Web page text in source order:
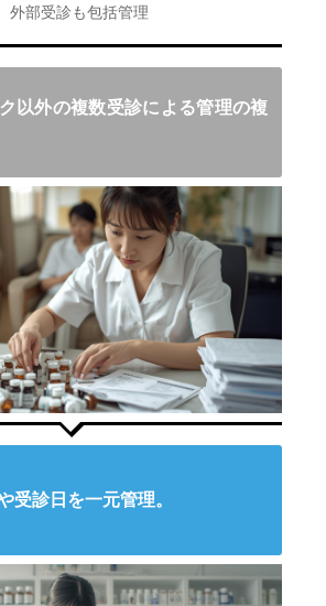
外部受診も包括管理
以外の複数受診による管理の複
受診日を一元管理。